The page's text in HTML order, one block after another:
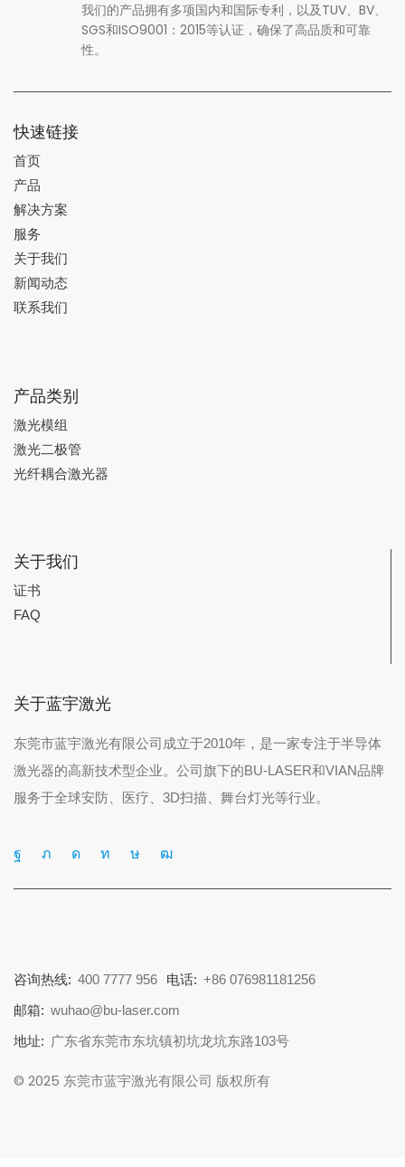
我们的产品拥有多项国内和国际专利，以及TUV、BV、
SGS和ISO9001：2015等认证，确保了高品质和可靠
性。
快速链接
首页
产品
解决方案
服务
关于我们
新闻动态
联系我们
产品类别
激光模组
激光二极管
光纤耦合激光器
关于我们
证书
FAQ
关于蓝宇激光
东莞市蓝宇激光有限公司成立于2010年，是一家专注于半导体
激光器的高新技术型企业。公司旗下的BU-LASER和VIAN品牌
服务于全球安防、医疗、3D扫描、舞台灯光等行业。
咨询热线: 400 7777 956 电话: +86 076981181256
邮箱: wuhao@bu-laser.com
地址: 广东省东莞市东坑镇初坑龙坑东路103号
© 2025 东莞市蓝宇激光有限公司 版权所有